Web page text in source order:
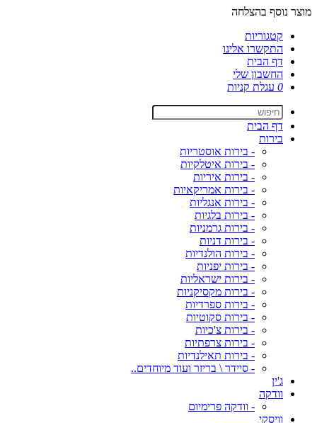
מוצר נוסף בהצלחה
קטגוריות
התקשרו אלינו
דף הבית
החשבון שלי
0 עגלת קניות
דף הבית
בירות
- בירות אוסטריות
- בירות איטלקיות
- בירות איריות
- בירות אמריקאיות
- בירות אנגליות
- בירות בלגיות
- בירות גרמניות
- בירות דניות
- בירות הולנדיות
- בירות יפניות
- בירות ישראליות
- בירות מקסיקניות
- בירות ספרדיות
- בירות סקוטיות
- בירות צ'כיות
- בירות צרפתיות
- בירות תאילנדיות
- סיידר \ בריזר ועוד מיוחדים..
ג'ין
וודקה
- וודקה פרימיום
וויסקי